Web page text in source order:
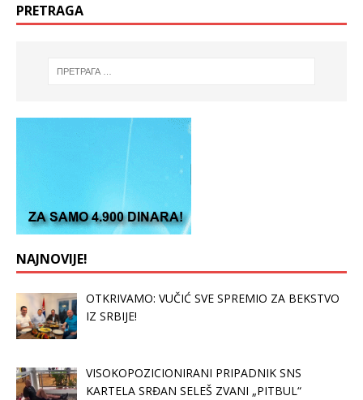
PRETRAGA
NAJNOVIJE!
OTKRIVAMO: VUČIĆ SVE SPREMIO ZA BEKSTVO
IZ SRBIJE!
VISOKOPOZICIONIRANI PRIPADNIK SNS
KARTELA SRĐAN SELEŠ ZVANI „PITBUL“